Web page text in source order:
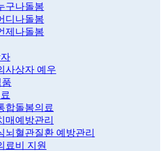
구나돌봄
디나돌봄
제나돌봄
사상자 예우
품
합돌봄의료
매예방관리
뇌혈관질환 예방관리
료비 지원